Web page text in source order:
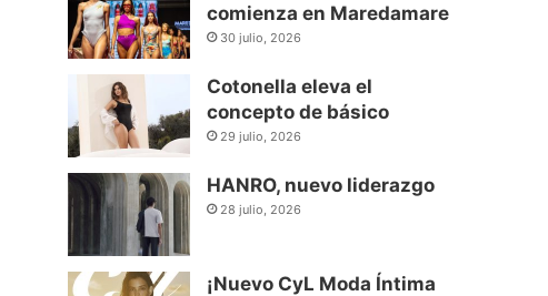
comienza en Maredamare
30 julio, 2026
Cotonella eleva el
concepto de básico
29 julio, 2026
HANRO, nuevo liderazgo
28 julio, 2026
¡Nuevo CyL Moda Íntima